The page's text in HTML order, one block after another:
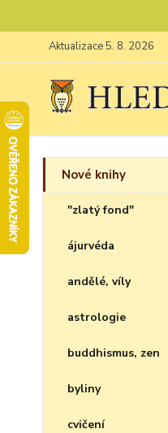
Aktualizace 5. 8. 2026
Nové knihy
"zlatý fond"
ájurvéda
andělé, víly
astrologie
buddhismus, zen
byliny
cvičení